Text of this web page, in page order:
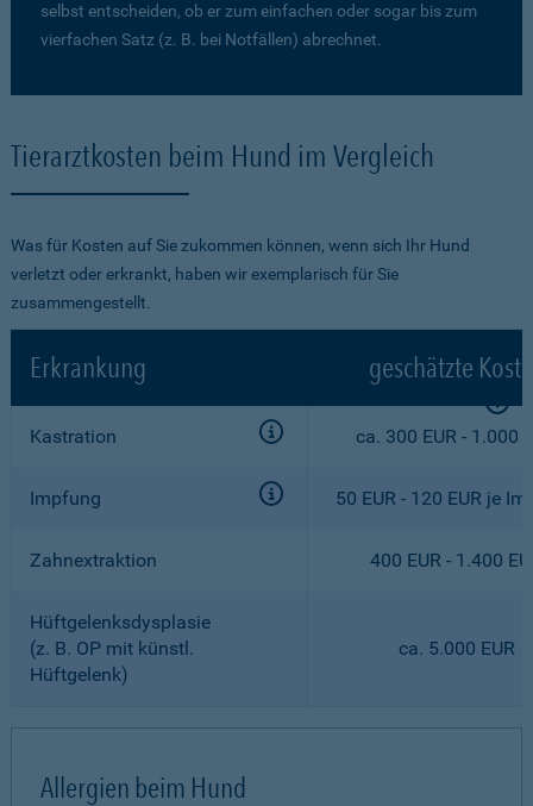
selbst entscheiden, ob er zum einfachen oder sogar bis zum
vierfachen Satz (z. B. bei Notfällen) abrechnet.
Tierarztkosten beim Hund im Vergleich
Was für Kosten auf Sie zukommen können, wenn sich Ihr Hund
verletzt oder erkrankt, haben wir exemplarisch für Sie
zusammengestellt.
Erkrankung geschätzte
Kastration ca. 300 EUR - 1.000
Impfung 50 EUR - 120 EUR je
Zahnextraktion 400 EUR - 1.400
Hüftgelenksdysplasie
(z. B. OP mit künstl.
Hüftgelenk)
ca. 5.000 EUR
Allergien beim Hund